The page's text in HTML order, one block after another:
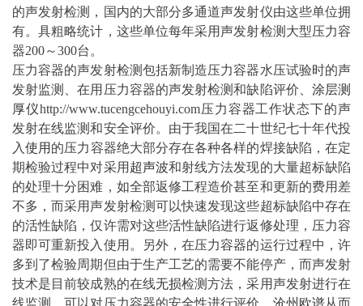
的声发射检测，国内的大部分多通道声发射仪由这些单位拥
有。具粗略统计，这些单位每年采用声发射检测大型压力容
器200～300台。
压力容器的声发射检测包括新制造压力容器水压试验时的声
发射监测、在用压力容器的声发射检测和缺陷评价、 涂层测
厚仪http://www.tucengcehouyi.com压力容器工作状态下的声
发射在线监测和安全评价。由于我国在二十世纪七十年代投
入使用 的压力容器绝大部分存在各种各样的焊接缺陷，在定
期检验过程中对采用 超声波和射线方法发现的大量超标缺陷
的处理十分困难，如全部返修工程造价甚至和更新的费用差
不多，而采用声发射检测可以快速发现这些超标缺陷中存在
的活性缺陷，仅许需对这些活性缺陷进行返修处理，压力容
器即可重新投入使用。另外，在压力容器的运行过程中，许
多到了检验周期但由于生产工艺的需要不能停产，而声发射
技术是目前较成熟的在线无损检测方法，采用声发射进行在
线监测，可以对压力容器的安全性进行评价， 沧州欧谱从而